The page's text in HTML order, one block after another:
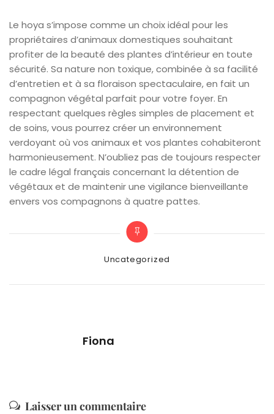
Le hoya s’impose comme un choix idéal pour les
propriétaires d’animaux domestiques souhaitant
profiter de la beauté des plantes d’intérieur en toute
sécurité. Sa nature non toxique, combinée à sa facilité
d’entretien et à sa floraison spectaculaire, en fait un
compagnon végétal parfait pour votre foyer. En
respectant quelques règles simples de placement et
de soins, vous pourrez créer un environnement
verdoyant où vos animaux et vos plantes cohabiteront
harmonieusement. N’oubliez pas de toujours respecter
le cadre légal français concernant la détention de
végétaux et de maintenir une vigilance bienveillante
envers vos compagnons à quatre pattes.
Categories
Uncategorized
Fiona
Laisser un commentaire